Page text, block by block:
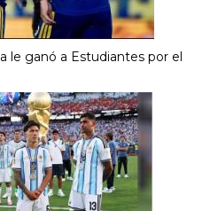
le ganó a Estudiantes por el